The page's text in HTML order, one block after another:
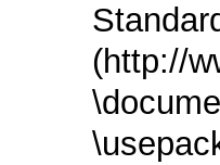
(http://